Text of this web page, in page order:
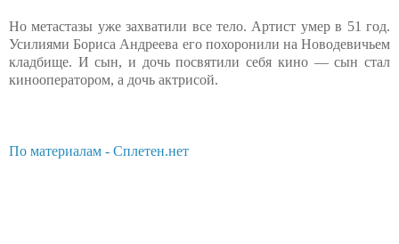
Но метастазы уже захватили все тело. Артист умер в 51 год.
Усилиями Бориса Андреева его похоронили на Новодевичьем
кладбище. И сын, и дочь посвятили себя кино — сын стал
кинооператором, а дочь актрисой.
По материалам - Сплетен.нет